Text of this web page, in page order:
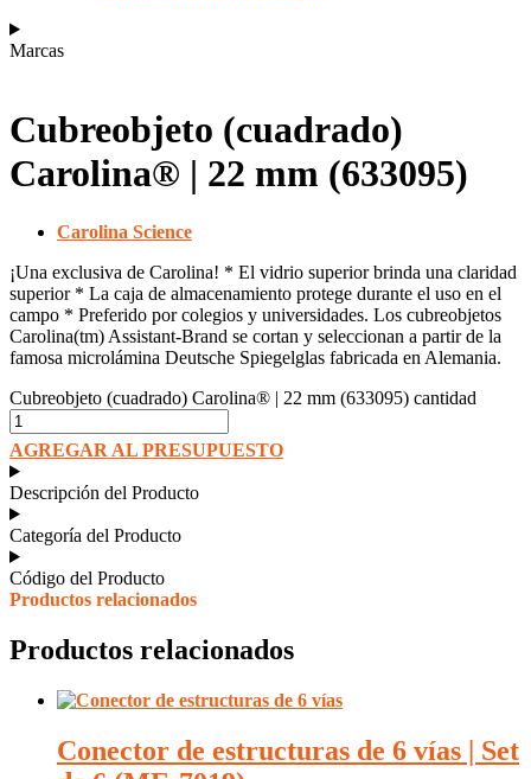
Marcas
Cubreobjeto (cuadrado)
Carolina® | 22 mm (633095)
Carolina Science
¡Una exclusiva de Carolina! * El vidrio superior brinda una claridad
superior * La caja de almacenamiento protege durante el uso en el
campo * Preferido por colegios y universidades. Los cubreobjetos
Carolina(tm) Assistant-Brand se cortan y seleccionan a partir de la
famosa microlámina Deutsche Spiegelglas fabricada en Alemania.
Cubreobjeto (cuadrado) Carolina® | 22 mm (633095) cantidad
AGREGAR AL PRESUPUESTO
Descripción del Producto
Categoría del Producto
Código del Producto
Productos relacionados
Productos relacionados
Conector de estructuras de 6 vías | Set